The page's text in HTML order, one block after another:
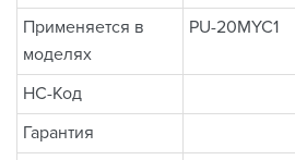
Применяется в
моделях
PU-20MYC1
НС-Код
Гарантия